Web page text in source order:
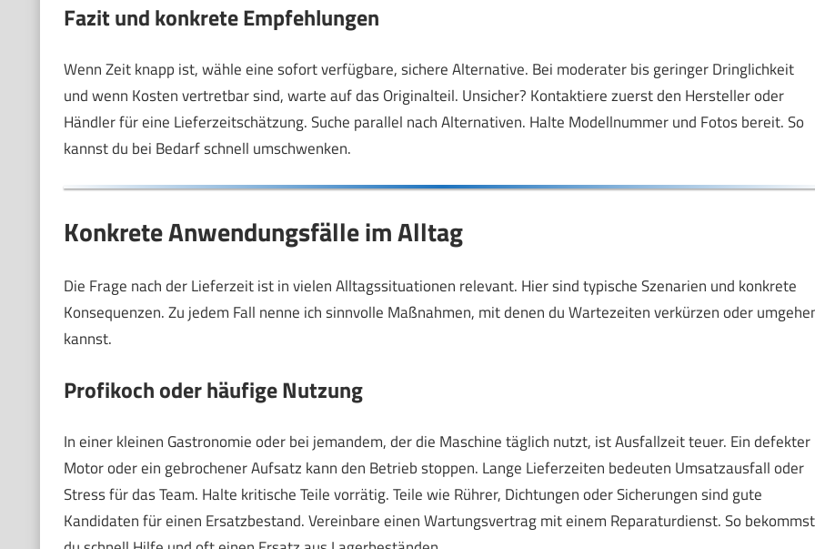
Fazit und konkrete Empfehlungen
Wenn Zeit knapp ist, wähle eine sofort verfügbare, sichere Alternative. Bei moderater bis geringer Dringlichkeit
und wenn Kosten vertretbar sind, warte auf das Originalteil. Unsicher? Kontaktiere zuerst den Hersteller oder
Händler für eine Lieferzeitschätzung. Suche parallel nach Alternativen. Halte Modellnummer und Fotos bereit. So
kannst du bei Bedarf schnell umschwenken.
Konkrete Anwendungsfälle im Alltag
Die Frage nach der Lieferzeit ist in vielen Alltagssituationen relevant. Hier sind typische Szenarien und konkrete
Konsequenzen. Zu jedem Fall nenne ich sinnvolle Maßnahmen, mit denen du Wartezeiten verkürzen oder
kannst.
Profikoch oder häufige Nutzung
In einer kleinen Gastronomie oder bei jemandem, der die Maschine täglich nutzt, ist Ausfallzeit teuer. Ein defekter
Motor oder ein gebrochener Aufsatz kann den Betrieb stoppen. Lange Lieferzeiten bedeuten Umsatzausfall oder
Stress für das Team. Halte kritische Teile vorrätig. Teile wie Rührer, Dichtungen oder Sicherungen sind gute
Kandidaten für einen Ersatzbestand. Vereinbare einen Wartungsvertrag mit einem Reparaturdienst. So bekommst